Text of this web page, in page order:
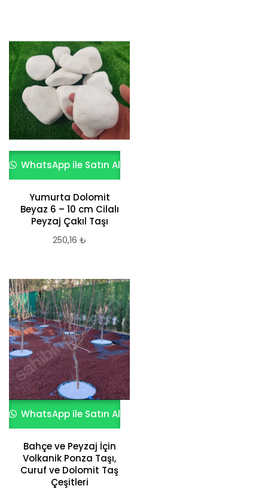
WhatsApp ile Satın Al
Yumurta Dolomit
Beyaz 6 – 10 cm Cilalı
Peyzaj Çakıl Taşı
250,16 ₺
WhatsApp ile Satın Al
Bahçe ve Peyzaj İçin
Volkanik Ponza Taşı,
Curuf ve Dolomit Taş
Çeşitleri